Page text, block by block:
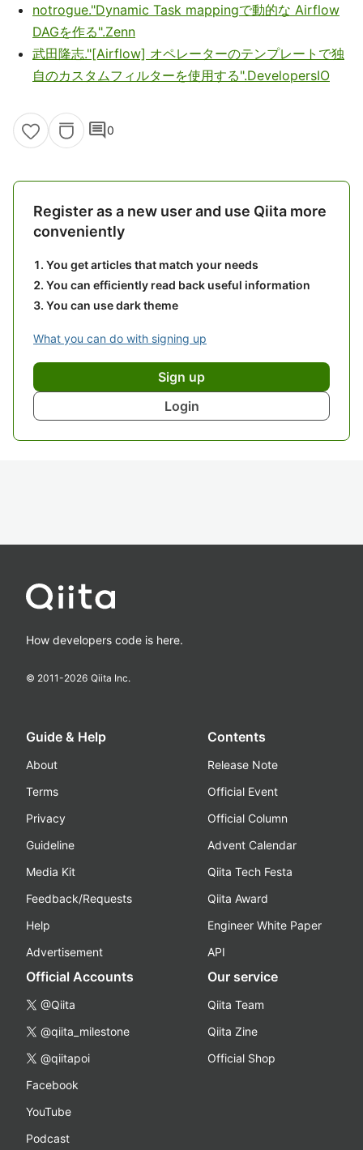
notrogue."Dynamic Task mappingで動的な Airflow
DAGを作る".Zenn
武田隆志."[Airflow] オペレーターのテンプレートで独
自のカスタムフィルターを使用する".DevelopersIO
comment0
Register as a new user and use Qiita more
conveniently
You get articles that match your needs
You can efficiently read back useful information
You can use dark theme
What you can do with signing up
Sign up
Login
How developers code is here.
© 2011-2026 Qiita Inc.
Guide & Help
About
Terms
Privacy
Guideline
Media Kit
Feedback/Requests
Help
Advertisement
Contents
Release Note
Official Event
Official Column
Advent Calendar
Qiita Tech Festa
Qiita Award
Engineer White Paper
API
Official Accounts
@Qiita
@qiita_milestone
@qiitapoi
Facebook
YouTube
Podcast
Our service
Qiita Team
Qiita Zine
Official Shop